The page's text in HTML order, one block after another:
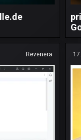
Revenera